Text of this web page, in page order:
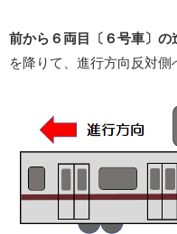
前から６両目〔６号車〕の
を降りて、進行方向反対側